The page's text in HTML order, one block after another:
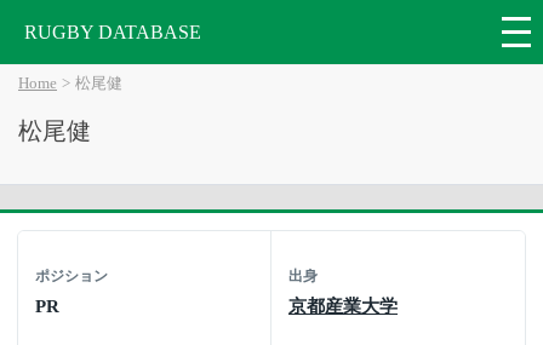
RUGBY DATABASE
Home 松尾健
松尾健
ポジション
PR
出身
京都産業大学